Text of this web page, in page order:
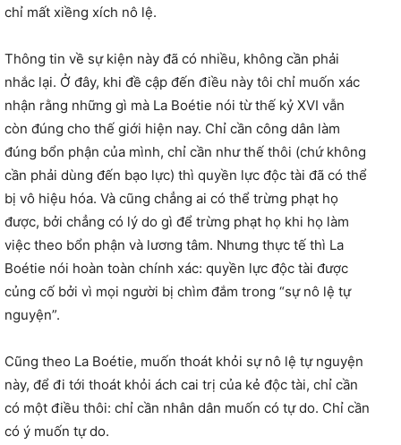
chỉ mất xiềng xích nô lệ.
Thông tin về sự kiện này đã có nhiều, không cần phải
nhắc lại. Ở đây, khi đề cập đến điều này tôi chỉ muốn xác
nhận rằng những gì mà La Boétie nói từ thế kỷ XVI vẫn
còn đúng cho thế giới hiện nay. Chỉ cần công dân làm
đúng bổn phận của mình, chỉ cần như thế thôi (chứ không
cần phải dùng đến bạo lực) thì quyền lực độc tài đã có thể
bị vô hiệu hóa. Và cũng chẳng ai có thể trừng phạt họ
được, bởi chẳng có lý do gì để trừng phạt họ khi họ làm
việc theo bổn phận và lương tâm. Nhưng thực tế thì La
Boétie nói hoàn toàn chính xác: quyền lực độc tài được
củng cố bởi vì mọi người bị chìm đắm trong “sự nô lệ tự
nguyện”.
Cũng theo La Boétie, muốn thoát khỏi sự nô lệ tự nguyện
này, để đi tới thoát khỏi ách cai trị của kẻ độc tài, chỉ cần
có một điều thôi: chỉ cần nhân dân muốn có tự do. Chỉ cần
có ý muốn tự do.